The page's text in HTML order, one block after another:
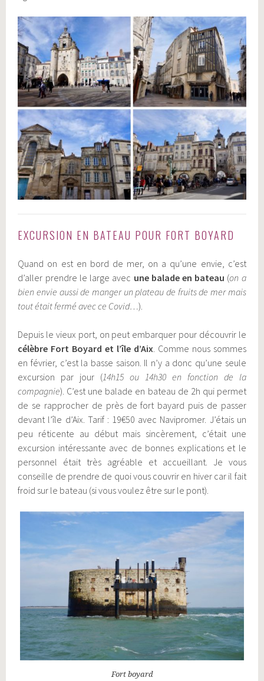
EXCURSION EN BATEAU POUR FORT BOYARD
Quand on est en bord de mer, on a qu’une envie, c’est
d’aller prendre le large avec une balade en bateau (on a
bien envie aussi de manger un plateau de fruits de mer mais
tout était fermé avec ce Covid…).
Depuis le vieux port, on peut embarquer pour découvrir le
célèbre Fort Boyard et l’île d’Aix. Comme nous sommes
en février, c’est la basse saison. Il n’y a donc qu’une seule
excursion par jour (14h15 ou 14h30 en fonction de la
compagnie). C’est une balade en bateau de 2h qui permet
de se rapprocher de près de fort bayard puis de passer
devant l’île d’Aix. Tarif : 19€50 avec Navipromer. J’étais un
peu réticente au début mais sincèrement, c’était une
excursion intéressante avec de bonnes explications et le
personnel était très agréable et accueillant. Je vous
conseille de prendre de quoi vous couvrir en hiver car il fait
froid sur le bateau (si vous voulez être sur le pont).
Fort boyard